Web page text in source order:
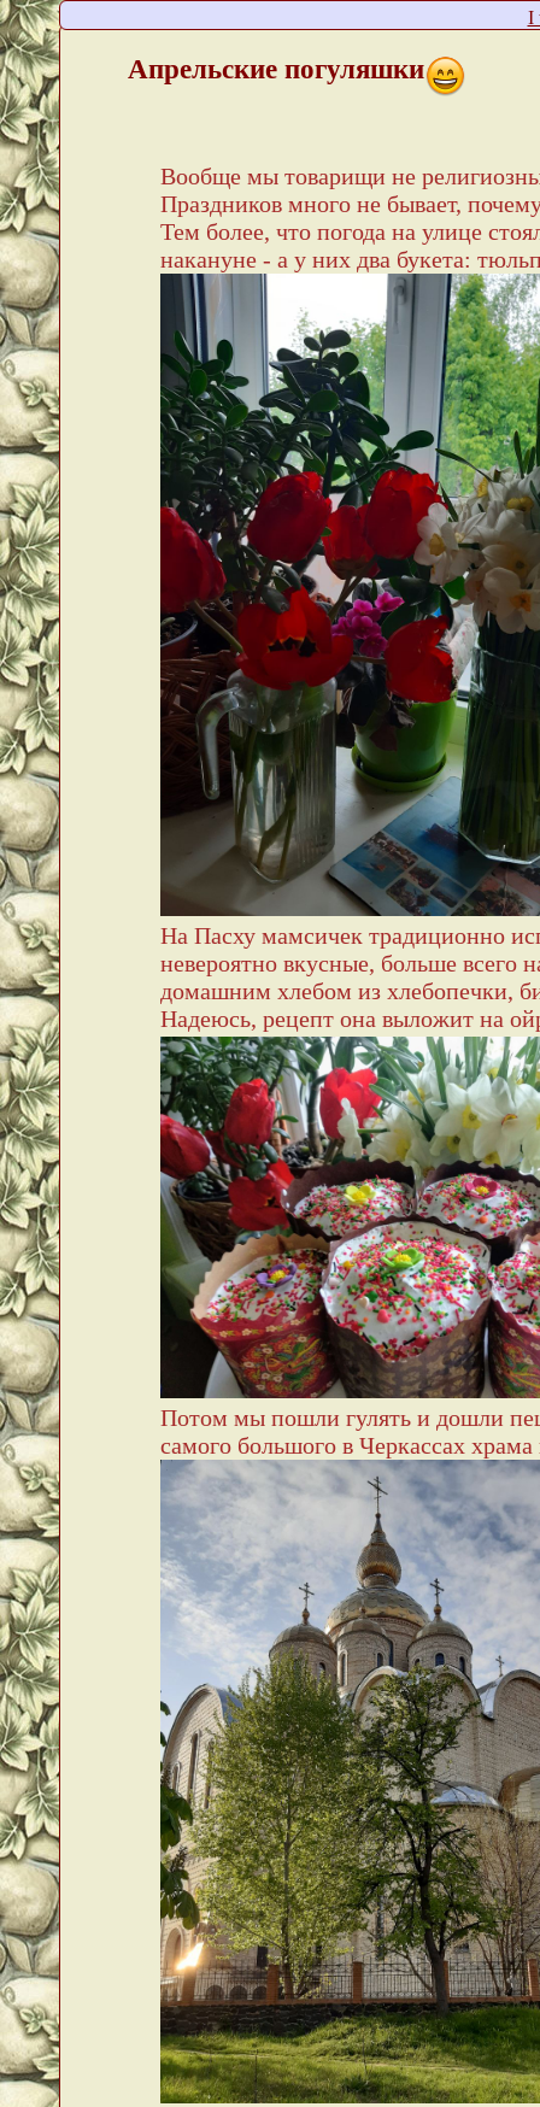
I
Апрельские погуляшки
Вообще мы товарищи не
Праздников много не бывает,
Тем более, что погода на улице
накануне - а у них два букета:
На Пасху мамсичек традиционно
невероятно вкусные, больше
домашним хлебом из хлебопечки,
Надеюсь, рецепт она выложит на
Потом мы пошли гулять и дошли
самого большого в Черкассах